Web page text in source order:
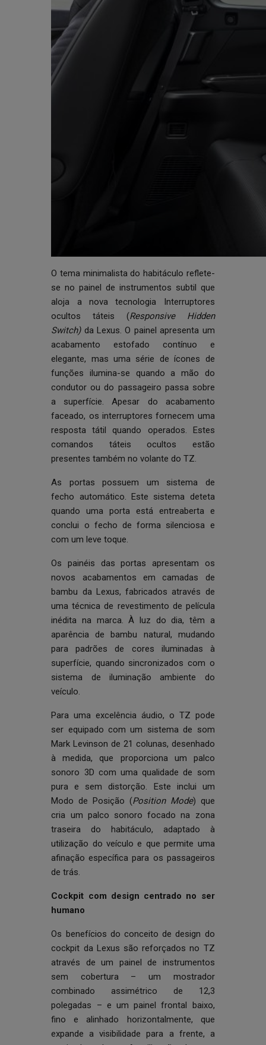
O tema minimalista do habitáculo reflete-
se no painel de instrumentos subtil que
aloja a nova tecnologia Interruptores
ocultos táteis (Responsive Hidden
Switch)da Lexus. O painel apresenta um
acabamento estofado contínuo e
elegante, mas uma série de ícones de
funções ilumina-se quando a mão do
condutor ou do passageiro passa sobre
a superfície. Apesar do acabamento
faceado, os interruptores fornecem uma
resposta tátil quando operados. Estes
comandos táteis ocultos estão
presentes também no volante do TZ.
As portas possuem um sistema de
fecho automático. Este sistema deteta
quando uma porta está entreaberta e
conclui o fecho de forma silenciosa e
com um leve toque.
Os painéis das portas apresentam os
novos acabamentos em camadas de
bambu da Lexus, fabricados através de
uma técnica de revestimento de película
inédita na marca. À luz do dia, têm a
aparência de bambu natural, mudando
para padrões de cores iluminadas à
superfície, quando sincronizados com o
sistema de iluminação ambiente do
veículo.
Para uma excelência áudio, o TZ pode
ser equipado com um sistema de som
Mark Levinson de 21 colunas, desenhado
à medida, que proporciona um palco
sonoro 3D com uma qualidade de som
pura e sem distorção. Este inclui um
Modo de Posição (Position Mode) que
cria um palco sonoro focado na zona
traseira do habitáculo, adaptado à
utilização do veículo e que permite uma
afinação específica para os passageiros
de trás.
Cockpit com design centrado no ser
humano
Os benefícios do conceito de design do
cockpit da Lexus são reforçados no TZ
através de um painel de instrumentos
sem cobertura – um mostrador
combinado assimétrico de 12,3
polegadas – e um painel frontal baixo,
fino e alinhado horizontalmente, que
expande a visibilidade para a frente, a